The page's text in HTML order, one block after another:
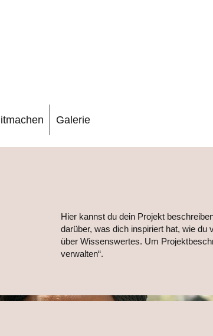
Galerie
Hier kannst du dein Projekt
darüber, was dich inspiriert hat, wie du
über Wissenswertes. Um
verwalten“.